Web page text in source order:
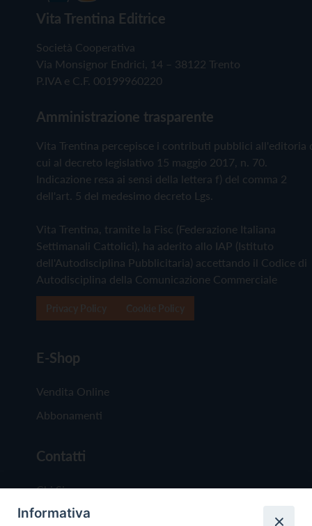
Vita Trentina Editrice
Società Cooperativa
Via Monsignor Endrici, 14 – 38122 Trento
P.IVA e C.F. 00199960220
Amministrazione trasparente
Vita Trentina percepisce i contributi pubblici all'editoria
cui al decreto legislativo 15 maggio 2017, n. 70.
Indicazione resa ai sensi della lettera f) del comma 2
dell'art. 5 del medesimo decreto Lgs.
Vita Trentina, tramite la Fisc (Federazione Italiana
Settimanali Cattolici), ha aderito allo IAP (Istituto
dell'Autodisciplina Pubblicitaria) accettando il Codice di
Autodisciplina della Comunicazione Commerciale
E-Shop
Vendita Online
Abbonamenti
Contatti
Chi Siamo
Redazione
Informativa